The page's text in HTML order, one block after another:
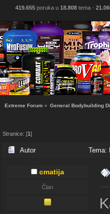
419.655 poruka u 18.808 tema -
Extreme Forum » General Bodybuilding
Stranice: [1]
Autor Tema:
cmatija
Član